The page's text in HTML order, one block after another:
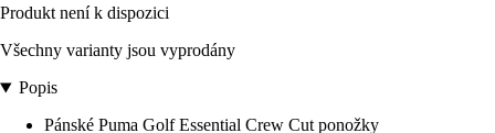
Produkt není k dispozici
Všechny varianty jsou vyprodány
Popis
Pánské Puma Golf Essential Crew Cut ponožky